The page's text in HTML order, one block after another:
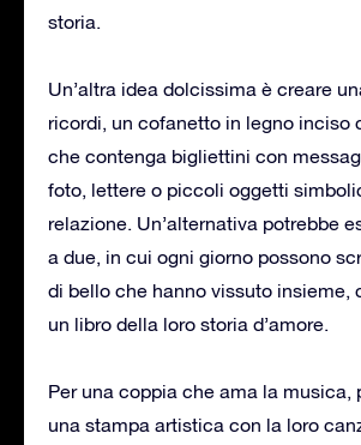
storia.
Un’altra idea dolcissima è creare
ricordi, un cofanetto in legno inciso
che contenga bigliettini con
foto, lettere o piccoli oggetti
relazione. Un’alternativa potrebbe
a due, in cui ogni giorno possono
di bello che hanno vissuto insieme,
un libro della loro storia d’amore.
Per una coppia che ama la musica,
una stampa artistica con la loro